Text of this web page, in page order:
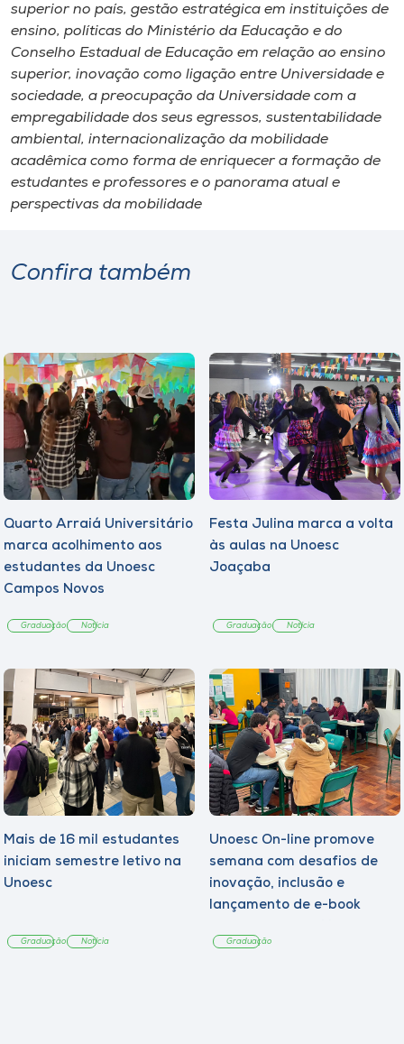
superior no país, gestão estratégica em instituições de
ensino, políticas do Ministério da Educação e do
Conselho Estadual de Educação em relação ao ensino
superior, inovação como ligação entre Universidade e
sociedade, a preocupação da Universidade com a
empregabilidade dos seus egressos, sustentabilidade
ambiental, internacionalização da mobilidade
acadêmica como forma de enriquecer a formação de
estudantes e professores e o panorama atual e
perspectivas da mobilidade
Confira também
Quarto Arraiá Universitário
marca acolhimento aos
estudantes da Unoesc
Campos Novos
Graduação Notícia
Festa Julina marca a volta
às aulas na Unoesc
Joaçaba
Graduação Notícia
Mais de 16 mil estudantes
iniciam semestre letivo na
Unoesc
Graduação Notícia
Unoesc On-line promove
semana com desafios de
inovação, inclusão e
lançamento de e-book
Graduação